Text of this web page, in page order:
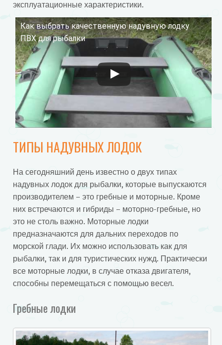
эксплуатационные характеристики.
Как выбрать качественную надувную лодку
ПВХ для рыбалки
Смотрите это видео на YouTube
ТИПЫ НАДУВНЫХ ЛОДОК
На сегодняшний день известно о двух типах
надувных лодок для рыбалки, которые выпускаются
производителем – это гребные и моторные. Кроме
них встречаются и гибриды – моторно-гребные, но
это не столь важно. Моторные лодки
предназначаются для дальних переходов по
морской глади. Их можно использовать как для
рыбалки, так и для туристических нужд. Практически
все моторные лодки, в случае отказа двигателя,
способны перемещаться с помощью весел.
Гребные лодки